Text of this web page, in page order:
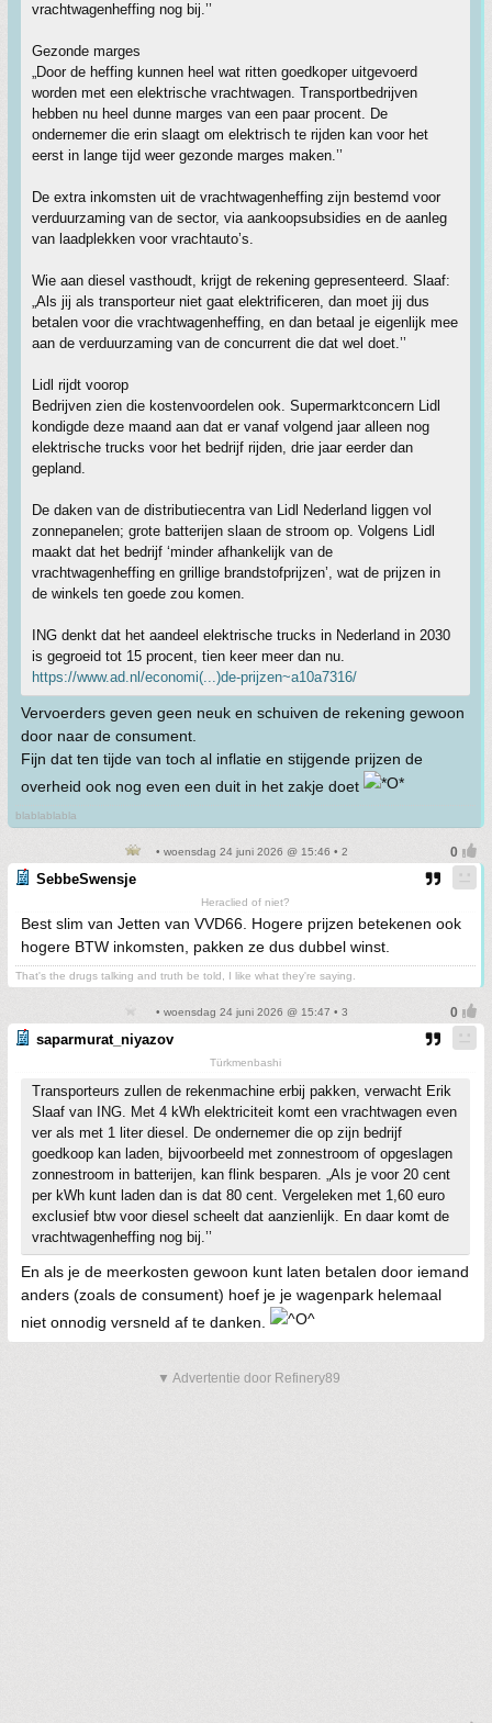
vrachtwagenheffing nog bij.’’
Gezonde marges
„Door de heffing kunnen heel wat ritten goedkoper uitgevoerd
worden met een elektrische vrachtwagen. Transportbedrijven
hebben nu heel dunne marges van een paar procent. De
ondernemer die erin slaagt om elektrisch te rijden kan voor het
eerst in lange tijd weer gezonde marges maken.’’
De extra inkomsten uit de vrachtwagenheffing zijn bestemd voor
verduurzaming van de sector, via aankoopsubsidies en de aanleg
van laadplekken voor vrachtauto’s.
Wie aan diesel vasthoudt, krijgt de rekening gepresenteerd. Slaaf:
„Als jij als transporteur niet gaat elektrificeren, dan moet jij dus
betalen voor die vrachtwagenheffing, en dan betaal je eigenlijk mee
aan de verduurzaming van de concurrent die dat wel doet.’’
Lidl rijdt voorop
Bedrijven zien die kostenvoordelen ook. Supermarktconcern Lidl
kondigde deze maand aan dat er vanaf volgend jaar alleen nog
elektrische trucks voor het bedrijf rijden, drie jaar eerder dan
gepland.
De daken van de distributiecentra van Lidl Nederland liggen vol
zonnepanelen; grote batterijen slaan de stroom op. Volgens Lidl
maakt dat het bedrijf ‘minder afhankelijk van de
vrachtwagenheffing en grillige brandstofprijzen’, wat de prijzen in
de winkels ten goede zou komen.
ING denkt dat het aandeel elektrische trucks in Nederland in 2030
is gegroeid tot 15 procent, tien keer meer dan nu.
https://www.ad.nl/economi(...)de-prijzen~a10a7316/
Vervoerders geven geen neuk en schuiven de rekening gewoon
door naar de consument.
Fijn dat ten tijde van toch al inflatie en stijgende prijzen de
overheid ook nog even een duit in het zakje doet
blablablabla
• woensdag 24 juni 2026 @ 15:46 • 2
SebbeSwensje
Heraclied of niet?
Best slim van Jetten van VVD66. Hogere prijzen betekenen ook
hogere BTW inkomsten, pakken ze dus dubbel winst.
That's the drugs talking and truth be told, I like what they're saying.
• woensdag 24 juni 2026 @ 15:47 • 3
saparmurat_niyazov
Türkmenbashi
Transporteurs zullen de rekenmachine erbij pakken, verwacht Erik
Slaaf van ING. Met 4 kWh elektriciteit komt een vrachtwagen even
ver als met 1 liter diesel. De ondernemer die op zijn bedrijf
goedkoop kan laden, bijvoorbeeld met zonnestroom of opgeslagen
zonnestroom in batterijen, kan flink besparen. „Als je voor 20 cent
per kWh kunt laden dan is dat 80 cent. Vergeleken met 1,60 euro
exclusief btw voor diesel scheelt dat aanzienlijk. En daar komt de
vrachtwagenheffing nog bij.’’
En als je de meerkosten gewoon kunt laten betalen door iemand
anders (zoals de consument) hoef je je wagenpark helemaal
niet onnodig versneld af te danken.
▼ Advertentie door Refinery89